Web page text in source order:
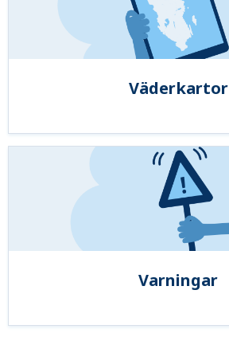
Väderkartor
Varningar